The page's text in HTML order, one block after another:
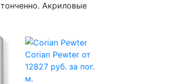
Акриловые
Corian Pewter от
12827 руб. за пог.
м.